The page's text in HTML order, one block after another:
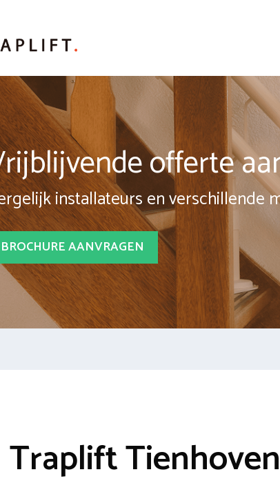
offerte
installateurs en verschillende
BROCHURE AANVRAGEN
Traplift Tienhoven